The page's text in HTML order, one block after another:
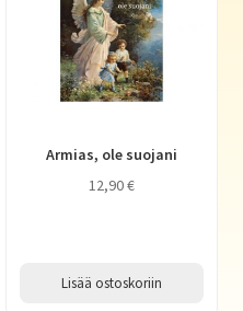
Armias, ole suojani
12,90€
Lisää ostoskoriin